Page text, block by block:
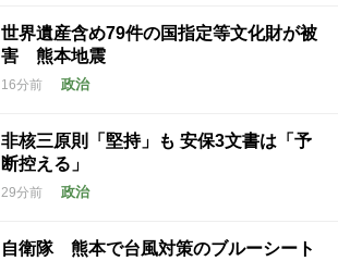
世界遺産含め79件の国指定等文化財が被
害 熊本地震
16分前 政治
非核三原則「堅持」も 安保3文書は「予
断控える」
29分前 政治
自衛隊 熊本で台風対策のブルーシート